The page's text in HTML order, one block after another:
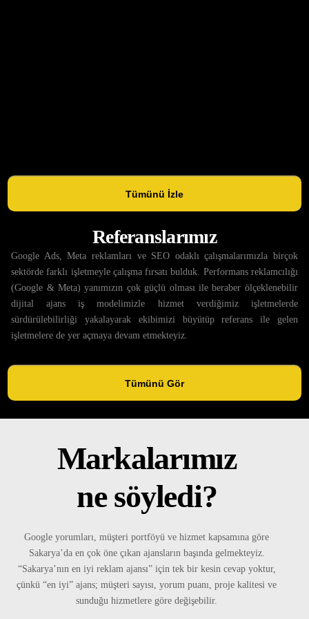
Tümünü İzle
Referanslarımız
Google Ads, Meta reklamları ve SEO odaklı çalışmalarımızla birçok
sektörde farklı işletmeyle çalışma fırsatı bulduk. Performans reklamcılığı
(Google & Meta) yanımızın çok güçlü olması ile beraber ölçeklenebilir
dijital ajans iş modelimizle hizmet verdiğimiz işletmelerde
sürdürülebilirliği yakalayarak ekibimizi büyütüp referans ile gelen
işletmelere de yer açmaya devam etmekteyiz.
Tümünü Gör
Markalarımız
ne söyledi?
Google yorumları, müşteri portföyü ve hizmet kapsamına göre
Sakarya’da en çok öne çıkan ajansların başında gelmekteyiz.
“Sakarya’nın en iyi reklam ajansı” için tek bir kesin cevap yoktur,
çünkü “en iyi” ajans; müşteri sayısı, yorum puanı, proje kalitesi ve
sunduğu hizmetlere göre değişebilir.